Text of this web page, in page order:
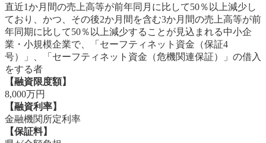
直近1か月間の売上高等が前年同月に比して50％以上減少し
ており、かつ、その後2か月間を含む3か月間の売上高等が前
年同期に比して50％以上減少することが見込まれる中小企
業・小規模企業で、「セーフティネット資金（保証4
号）」、「セーフティネット資金（危機関連保証）」の借入
をする者
【融資限度額】
8,000万円
【融資利率】
⾦融機関所定利率
【保証料】